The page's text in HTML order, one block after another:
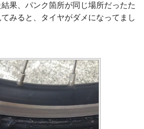
果、パンク箇所が同じ場所だったた
みると、タイヤがダメになってまし